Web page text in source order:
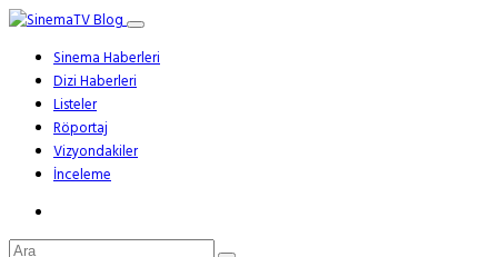
Sinema Haberleri
Dizi Haberleri
Listeler
Röportaj
Vizyondakiler
İnceleme